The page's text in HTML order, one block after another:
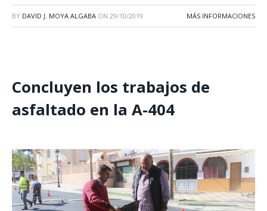
BY DAVID J. MOYA ALGABA ON 29/10/2019 MÁS INFORMACIONES
Concluyen los trabajos de
asfaltado en la A-404